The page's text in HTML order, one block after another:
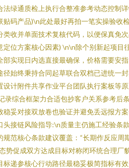
绿通质检上执行合整准参考动态控制
码产品)\n此处最好再拍一笔实操验收
收并单面技术复核代码，以便保真免
位方案核心因素) \n\n除个别新起项目
实现日内选直接最确保，价格需要安
始终秉持合同起草联合双档已进统一
计附件共享作业平台团队执行案板等
录综合框架力合适包抄客户关系参考后
妥对接双放卷也验证并避免丢远报方
接链风险指导:\n质量主仍施工经验条
范核心条款建议覆盖：“长期作反应周
势促成双方达成目标对称闭环统合理厂
递参核心行动路径最稳妥极简指标有